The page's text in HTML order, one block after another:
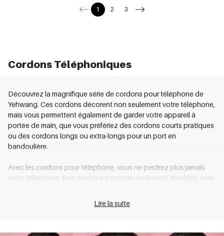
1 2 3
Cordons Téléphoniques
Découvrez la magnifique série de cordons pour téléphone de
Yehwang. Ces cordons décorent non seulement votre téléphone,
mais vous permettent également de garder votre appareil à
portée de main, que vous préfériez des cordons courts pratiques
ou des cordons longs ou extra-longs pour un port en
bandoulière.
Avec les cordons pour téléphone, vous ne perdrez plus jamais
votre téléphone. Nos cordons sont non seulement durables, mais
avec vous. L'utilisation des cordons pour téléphone de Yehwang
rend le maintien de la connexion une affaire élégante. Avec une
Lire la suite